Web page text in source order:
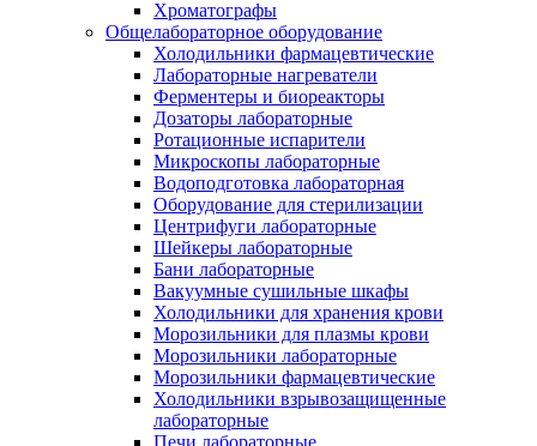
Хроматографы
Общелабораторное оборудование
Холодильники фармацевтические
Лабораторные нагреватели
Ферментеры и биореакторы
Дозаторы лабораторные
Ротационные испарители
Микроскопы лабораторные
Водоподготовка лабораторная
Оборудование для стерилизации
Центрифуги лабораторные
Шейкеры лабораторные
Бани лабораторные
Вакуумные сушильные шкафы
Холодильники для хранения крови
Морозильники для плазмы крови
Морозильники лабораторные
Морозильники фармацевтические
Холодильники взрывозащищенные
лабораторные
Печи лабораторные